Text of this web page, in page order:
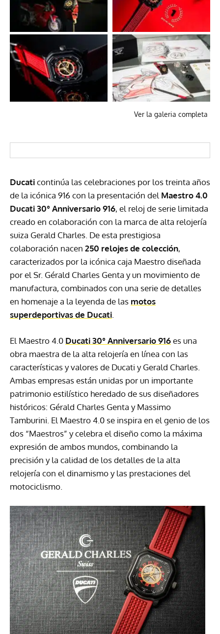
Ver la galeria completa
Ducaticontinúa las celebraciones por los treinta años
de la icónica 916 con la presentación del Maestro 4.0
Ducati 30° Anniversario 916, el reloj de serie limitada
creado en colaboración con la marca de alta relojería
suiza Gerald Charles. De esta prestigiosa
colaboración nacen 250 relojes de colección,
caracterizados por la icónica caja Maestro diseñada
por el Sr. Gérald Charles Genta y un movimiento de
manufactura, combinados con una serie de detalles
en homenaje a la leyenda de las motos
superdeportivas de Ducati
El Maestro 4.0 Ducati 30° Anniversario 916es una
obra maestra de la alta relojería en línea con las
características y valores de Ducati y Gerald Charles.
Ambas empresas están unidas por un importante
patrimonio estilístico heredado de sus diseñadores
históricos: Gérald Charles Genta y Massimo
Tamburini. El Maestro 4.0 se inspira en el genio de los
dos “Maestros” y celebra el diseño como la máxima
expresión de ambos mundos, combinando la
precisión y la calidad de los detalles de la alta
relojería con el dinamismo y las prestaciones del
motociclismo.